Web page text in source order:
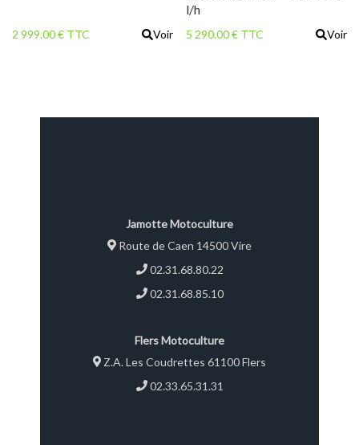
2 999.00 € TTC Voir
HW
l/h
5 290.00 € TTC Voir
Jamotte Motoculture
Route de Caen 14500 Vire
02.31.68.80.22
02.31.68.85.10
Flers Motoculture
Z.A. Les Coudrettes 61100 Flers
02.33.65.31.31